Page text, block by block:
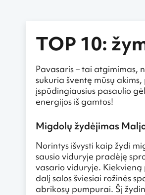
TOP 10:
Pavasaris – tai atgimimas,
sukuria šventę mūsų
įspūdingiausius pasaulio
energijos iš gamtos!
Migdolų žydėjimas
Norintys išvysti kaip žydi
sausio viduryje pradėję
vasario viduryje.
dalį salos šviesiai rožinės
abrikosų pumpurai. Šį